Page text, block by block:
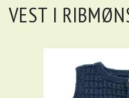
VEST I